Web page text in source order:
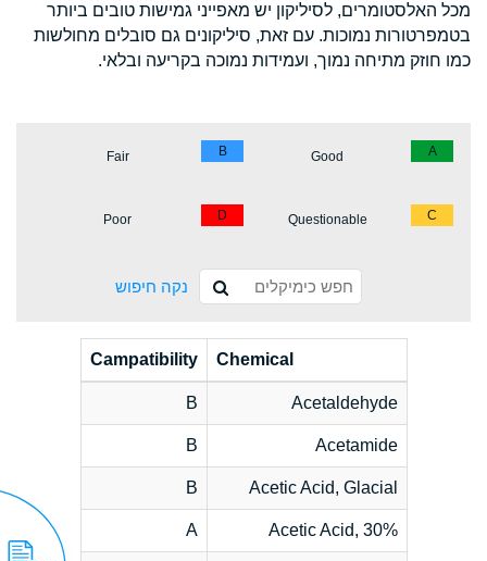
מכל האלסטומרים, לסיליקון יש מאפייני גמישות טובים ביותר
בטמפרטורות נמוכות. עם זאת, סיליקונים גם סובלים מחולשות
כמו חוזק מתיחה נמוך, ועמידות נמוכה בקריעה ובלאי.
A
Good
B
Fair
C
Questionable
D
Poor
נקה חיפוש
Chemical
Campatibility
Acetaldehyde
B
Acetamide
B
Acetic Acid, Glacial
B
Acetic Acid, 30%
A